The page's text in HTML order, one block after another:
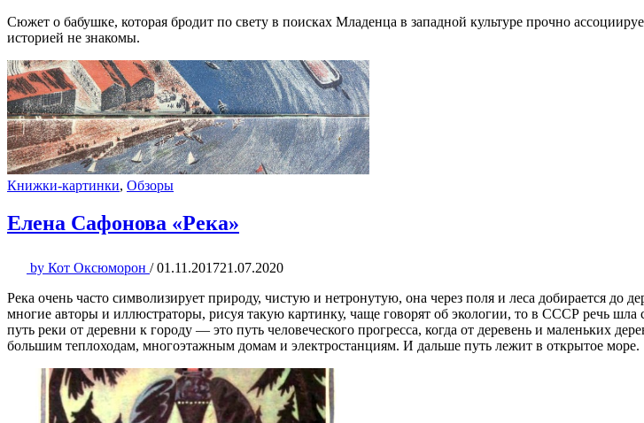
Сюжет о бабушке, которая бродит по свету в поисках Младенца в западной культуре прочно
историей не знакомы.
Книжки-картинки, Обзоры
Елена Сафонова «Река»
by Кот Оксюморон / 01.11.201721.07.2020
Река очень часто символизирует природу, чистую и нетронутую, она через поля и леса добирается
многие авторы и иллюстраторы, рисуя такую картинку, чаще говорят об экологии, то в СССР речь
путь реки от деревни к городу — это путь человеческого прогресса, когда от деревень и маленьких
большим теплоходам, многоэтажным домам и электростанциям. И дальше путь лежит в открытое море.